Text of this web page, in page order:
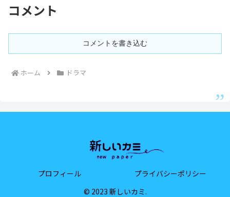
コメント
コメントを書き込む
ホーム ドラマ
プロフィール
プライバシーポリシー
© 2023 新しいカミ.